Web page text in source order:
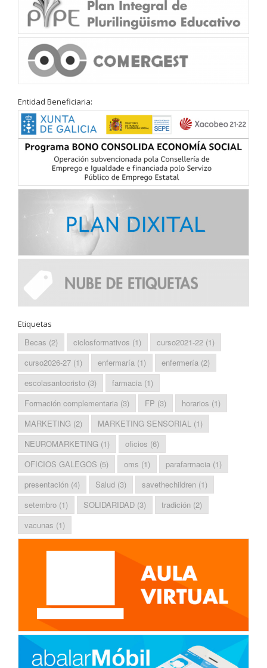
Entidad Beneficiaria:
Etiquetas
Becas (2) ciclosformativos (1) curso2021-22 (1)
curso2026-27 (1) enfermaría (1) enfermería (2)
escolasantocristo (3) farmacia (1)
Formación complementaria (3) FP (3) horarios (1)
MARKETING (2) MARKETING SENSORIAL (1)
NEUROMARKETING (1) oficios (6)
OFICIOS GALEGOS (5) oms (1) parafarmacia (1)
presentación (4) Salud (3) savethechildren (1)
setembro (1) SOLIDARIDAD (3) tradición (2)
vacunas (1)